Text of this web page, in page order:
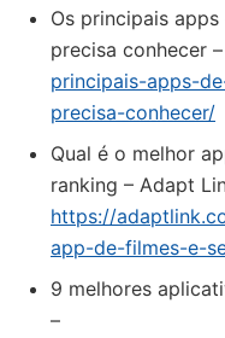
Os principais
precisa conhecer –
principais-apps-
precisa-conhecer/
Qual é o melhor
ranking – Adapt
https://
app-de-filmes-e-
9 melhores
–